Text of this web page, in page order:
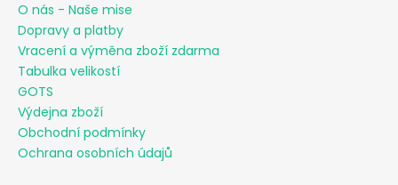
O nás - Naše mise
Dopravy a platby
Vracení a výměna zboží zdarma
Tabulka velikostí
GOTS
Výdejna zboží
Obchodní podmínky
Ochrana osobních údajů